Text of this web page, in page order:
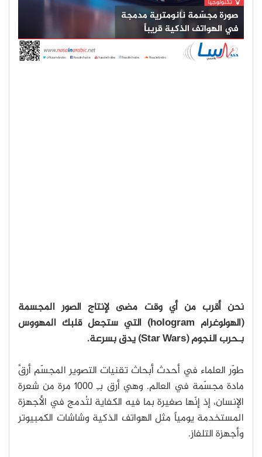
نحن أقرب من أي وقت مضى لإنتاج الصور المجسمة
(الهولوغرام hologram) التي ستجعل قلبك المهووس
بـحرب النجوم (Star Wars) يدق بسرعة.
طوّر العلماء في أحدث أبحاث تقنيات التصوير المجسّم أرقَّ
مادة مجسّمة في العالم. وهي أرق بـِ 1000 مرة من شعرة
الإنسان، إذ إنّها صغيرة بما فيه الكفاية لتُدمج في الأجهزة
المستخدمة يومياً مثل الهواتف الذكية وشاشات الكمبيوتر
وأجهزة التلفاز.